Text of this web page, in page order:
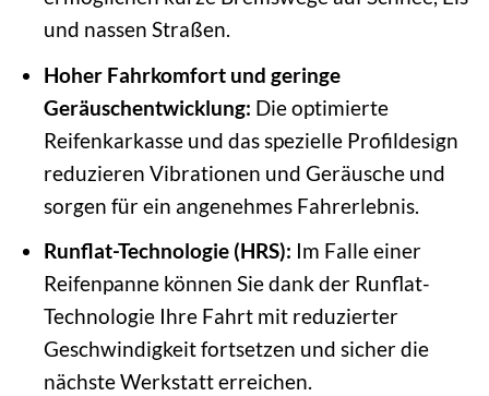
und nassen Straßen.
Hoher Fahrkomfort und geringe
Geräuschentwicklung: Die optimierte
Reifenkarkasse und das spezielle Profildesign
reduzieren Vibrationen und Geräusche und
sorgen für ein angenehmes Fahrerlebnis.
Runflat-Technologie (HRS): Im Falle einer
Reifenpanne können Sie dank der Runflat-
Technologie Ihre Fahrt mit reduzierter
Geschwindigkeit fortsetzen und sicher die
nächste Werkstatt erreichen.